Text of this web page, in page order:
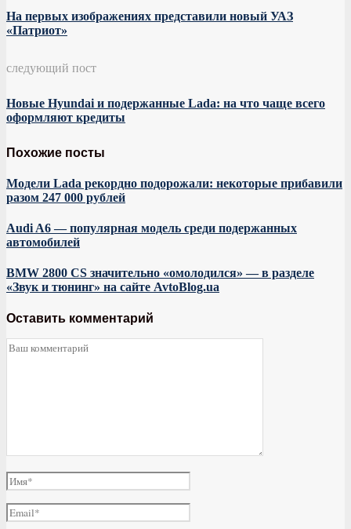
На первых изображениях представили новый УАЗ
«Патриот»
следующий пост
Новые Hyundai и подержанные Lada: на что чаще всего
оформляют кредиты
Похожие посты
Модели Lada рекордно подорожали: некоторые прибавили
разом 247 000 рублей
Audi A6 — популярная модель среди подержанных
автомобилей
BMW 2800 CS значительно «омолодился» — в разделе
«Звук и тюнинг» на сайте AvtoBlog.ua
Оставить комментарий